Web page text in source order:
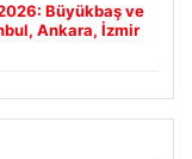
Büyükbaş ve
Ankara, İzmir